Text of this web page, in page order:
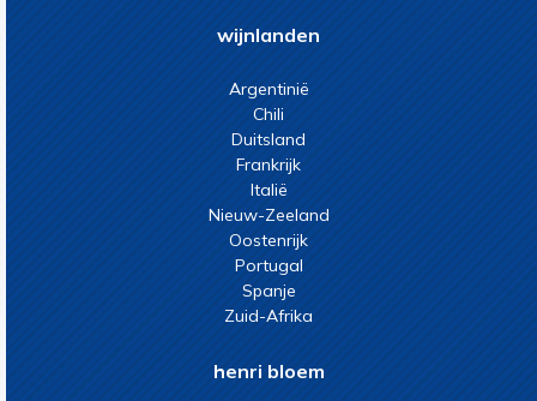
wijnlanden
Argentinië
Chili
Duitsland
Frankrijk
Italië
Nieuw-Zeeland
Oostenrijk
Portugal
Spanje
Zuid-Afrika
henri bloem